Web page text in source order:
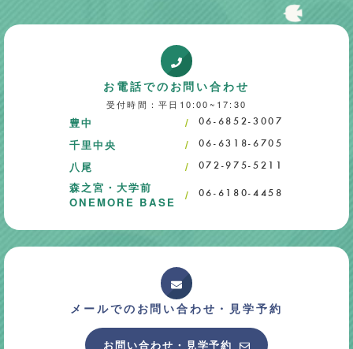
お電話でのお問い合わせ
受付時間：平日10:00~17:30
豊中 06-6852-3007
千里中央 06-6318-6705
八尾 072-975-5211
森之宮・大学前
ONEMORE BASE
06-6180-4458
メールでのお問い合わせ・ 見学予約
お問い合わせ・見学予約